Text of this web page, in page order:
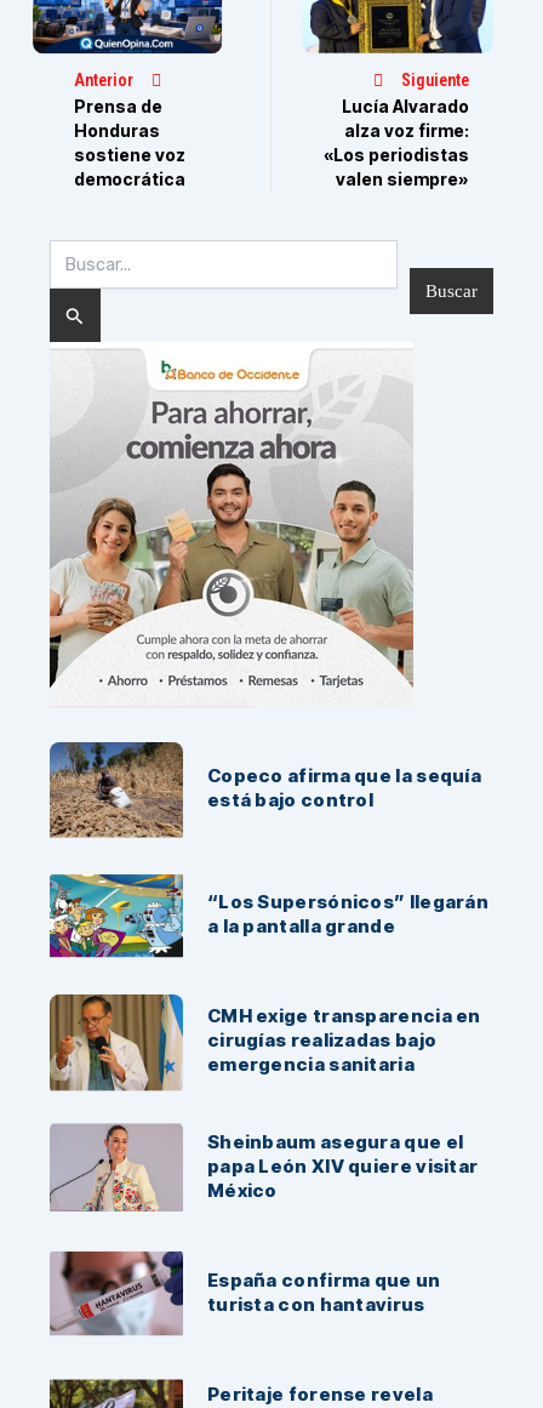
Anterior
Prensa de
Honduras
sostiene voz
democrática
Siguiente
Lucía Alvarado
alza voz firme:
«Los periodistas
valen siempre»
por:
Copeco afirma que la sequía
está bajo control
“Los Supersónicos” llegarán
a la pantalla grande
CMH exige transparencia en
cirugías realizadas bajo
emergencia sanitaria
Sheinbaum asegura que el
papa León XIV quiere visitar
México
España confirma que un
turista con hantavirus
Peritaje forense revela